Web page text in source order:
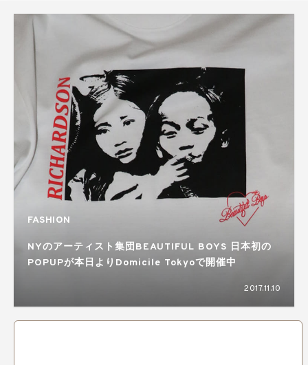
FASHION
NYのアーティスト集団BEAUTIFUL BOYS 日本初の
POPUPが本日よりDomicile Tokyoで開催中
2017.11.10